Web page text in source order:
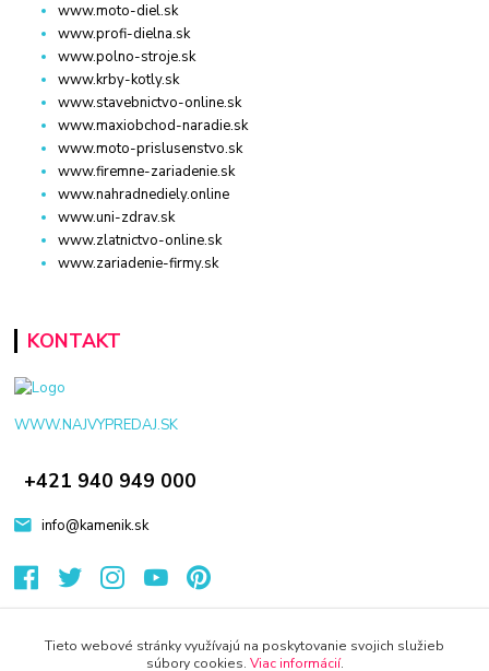
www.moto-diel.sk
www.profi-dielna.sk
www.polno-stroje.sk
www.krby-kotly.sk
www.stavebnictvo-online.sk
www.maxiobchod-naradie.sk
www.moto-prislusenstvo.sk
www.firemne-zariadenie.sk
www.nahradnediely.online
www.uni-zdrav.sk
www.zlatnictvo-online.sk
www.zariadenie-firmy.sk
KONTAKT
WWW.NAJVYPREDAJ.SK
+421 940 949 000
info@kamenik.sk
Tieto webové stránky využívajú na poskytovanie svojich služieb
súbory cookies. Viac informácií.